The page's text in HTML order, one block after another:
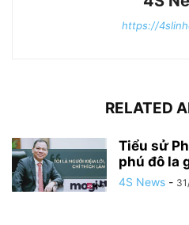
https://
RELATED
Tiểu sử
phú đô la
4S News -